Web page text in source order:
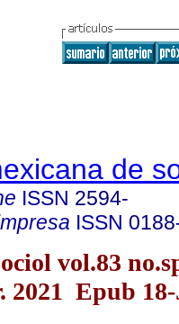
de
ISSN 2594-
ISSN
vol.83
2021 Epub